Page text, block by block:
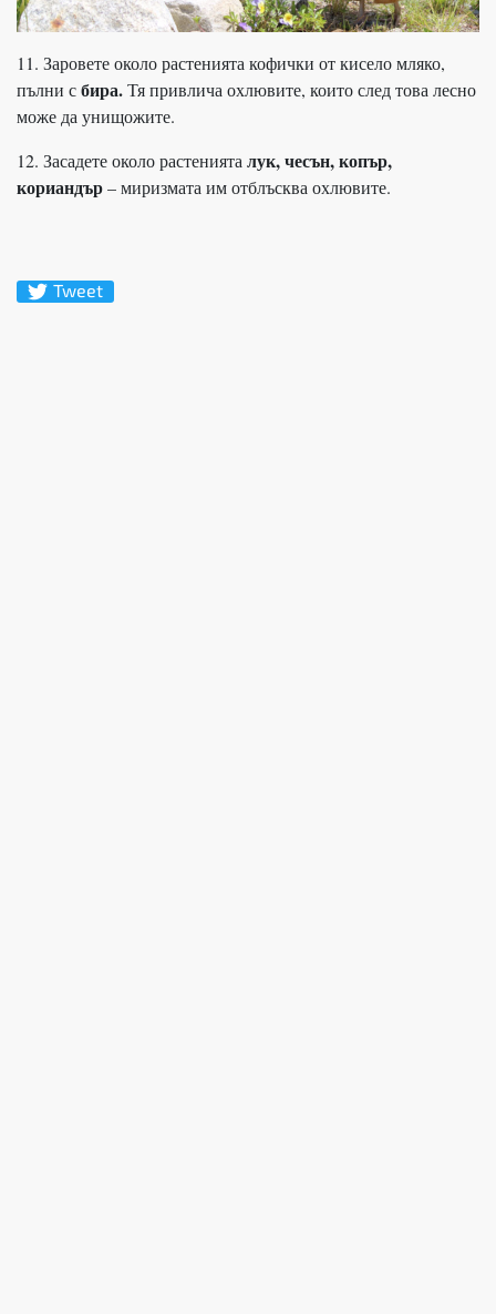
11. Заровете около растенията кофички от кисело мляко,
пълни сбира.Тя привлича охлювите, които след това лесно
може да унищожите.
12. Засадете около растенията лук, чесън, копър,
кориандър– миризмата им отблъсква охлювите.
Tweet